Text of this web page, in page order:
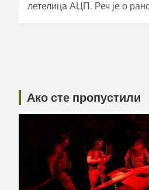
летелица АЦП. Реч је о
Ако сте пропустили